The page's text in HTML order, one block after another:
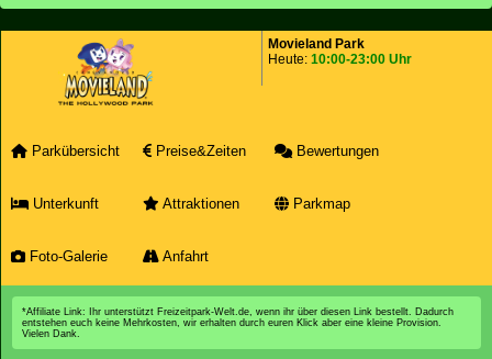
Movieland Park
Heute: 10:00-23:00 Uhr
Parkübersicht Preise&Zeiten Bewertungen
Unterkunft Attraktionen Parkmap
Foto-Galerie Anfahrt
*Affiliate Link: Ihr unterstützt Freizeitpark-Welt.de, wenn ihr über diesen Link bestellt. Dadurch
entstehen euch keine Mehrkosten, wir erhalten durch euren Klick aber eine kleine Provision.
Vielen Dank.